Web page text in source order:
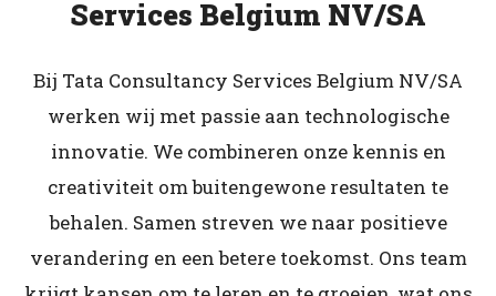
Services Belgium NV/SA
Bij Tata Consultancy Services Belgium NV/SA
werken wij met passie aan technologische
innovatie. We combineren onze kennis en
creativiteit om buitengewone resultaten te
behalen. Samen streven we naar positieve
verandering en een betere toekomst. Ons team